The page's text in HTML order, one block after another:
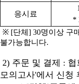
응시료
1
*
※ [단체 ] 30명이상 구
불가능합니다.
2) 주문 및 결제 : 협
모의고사'에서 신청